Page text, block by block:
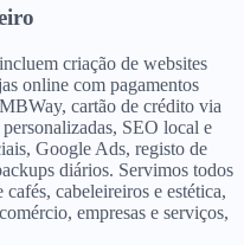
criação de websites
online com pagamentos
cartão de crédito via
SEO local e
Google Ads, registo de
diários. Servimos todos
cabeleireiros e estética,
empresas e serviços,